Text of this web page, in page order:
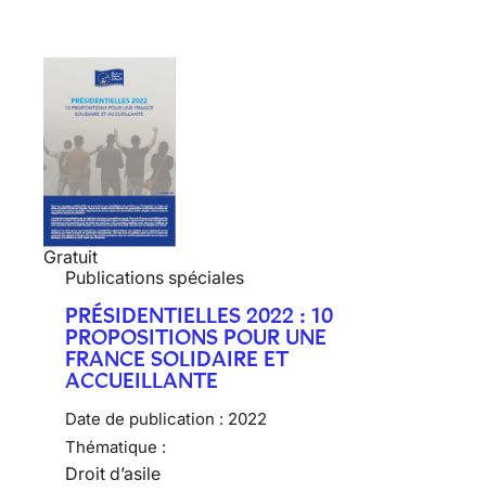
Gratuit
Publications spéciales
PRÉSIDENTIELLES 2022 : 10
PROPOSITIONS POUR UNE
FRANCE SOLIDAIRE ET
ACCUEILLANTE
Date de publication : 2022
Thématique :
Droit d’asile